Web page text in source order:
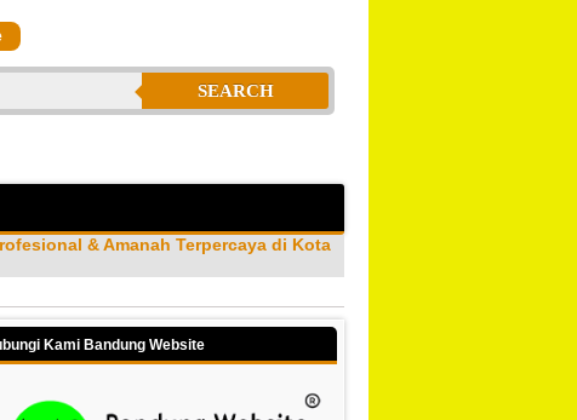
SEARCH
& Amanah Terpercaya di Kota
Kami Bandung Website